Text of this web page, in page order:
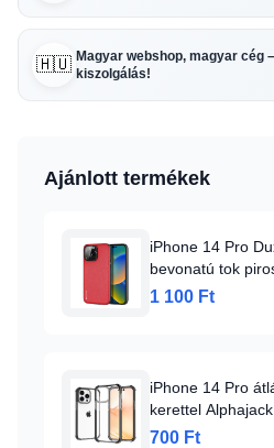
🇭🇺 Magyar webshop, magyar cég
kiszolgálás!
Ajánlott termékek
iPhone 14 Pro
bevonatú tok
1 100 Ft
iPhone 14 Pro
kerettel Alphajack
700 Ft